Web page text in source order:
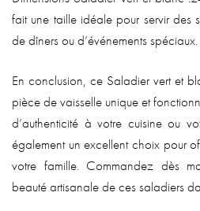
fait une taille idéale pour servir des
de dîners ou d’événements spéciaux.
En conclusion, ce Saladier vert et
pièce de vaisselle unique et
d’authenticité à votre cuisine ou
également un excellent choix pour
votre famille. Commandez dès
beauté artisanale de ces saladiers